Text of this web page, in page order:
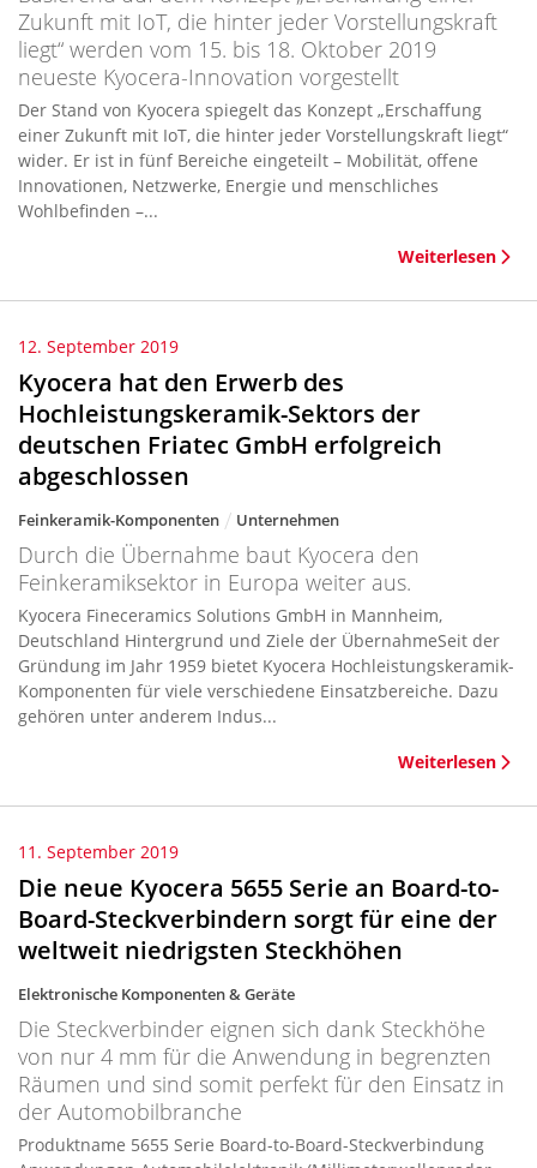
Zukunft mit IoT, die hinter jeder Vorstellungskraft
liegt“ werden vom 15. bis 18. Oktober 2019
neueste Kyocera-Innovation vorgestellt
Der Stand von Kyocera spiegelt das Konzept „Erschaffung
einer Zukunft mit IoT, die hinter jeder Vorstellungskraft liegt“
wider. Er ist in fünf Bereiche eingeteilt – Mobilität, offene
Innovationen, Netzwerke, Energie und menschliches
Wohlbefinden –...
Weiterlesen
12. September 2019
Kyocera hat den Erwerb des
Hochleistungskeramik-Sektors der
deutschen Friatec GmbH erfolgreich
abgeschlossen
Feinkeramik-Komponenten Unternehmen
Durch die Übernahme baut Kyocera den
Feinkeramiksektor in Europa weiter aus.
Kyocera Fineceramics Solutions GmbH in Mannheim,
Deutschland Hintergrund und Ziele der ÜbernahmeSeit der
Gründung im Jahr 1959 bietet Kyocera Hochleistungskeramik-
Komponenten für viele verschiedene Einsatzbereiche. Dazu
gehören unter anderem Indus...
Weiterlesen
11. September 2019
Die neue Kyocera 5655 Serie an Board-to-
Board-Steckverbindern sorgt für eine der
weltweit niedrigsten Steckhöhen
Elektronische Komponenten & Geräte
Die Steckverbinder eignen sich dank Steckhöhe
von nur 4 mm für die Anwendung in begrenzten
Räumen und sind somit perfekt für den Einsatz in
der Automobilbranche
Produktname 5655 Serie Board-to-Board-Steckverbindung